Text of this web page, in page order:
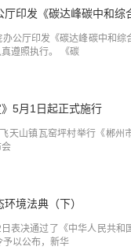
印发《碳达峰碳中和综
公厅印发《碳达峰碳中和综
遵照执行。 《碳
5月1日起正式施行
镇瓦窑坪村举行《郴州市
会
境法典（下）
表决通过了《中华人民共和
予以公布，新华